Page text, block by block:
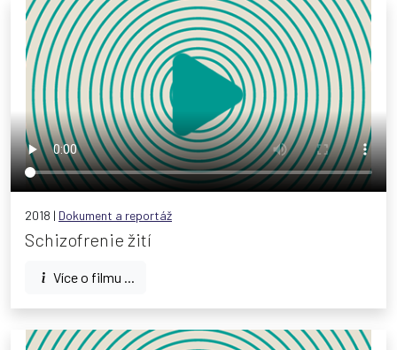
2018 | Dokument a reportáž
Schizofrenie žití
Více o filmu ...